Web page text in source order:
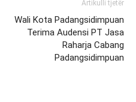
Artikulli tjetër
Wali Kota Padangsidimpuan
Terima Audensi PT Jasa
Raharja Cabang
Padangsidimpuan